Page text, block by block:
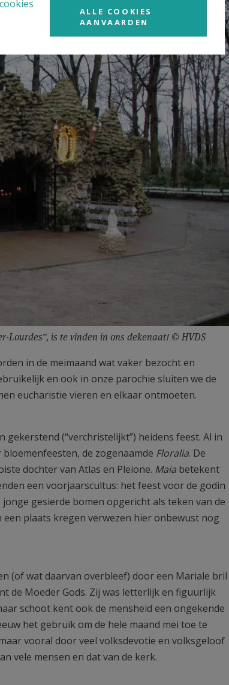
Lourdes”, is te vinden in ons dekenaat! © HVDS
in de meimaand wat vaker bezocht en
en ook in onze parochie sluiten we de
eucharistie vieren en elkaar ontmoeten.
(“verchristelijkt”) heidens feest. Al in
de zogenaamde Floralia. De
dochter van Atlas en Pleione. Maia betekent
een voorjaarscultus: het feest voor de godin
gesierde bomen opgericht als teken van de
plaats kregen verwezen hier onbewust nog
(of wat daarvan overbleef) door een Mariale bril
de Moeder Gods. Zij was letterlijk en figuurlijk
schoot kent ook de mensheid een ongekende
het gebruik om de hele maand mei toe te
vooral door veel volksdevotie en volksgeloof
vele mensen en dat van de kerk.
ALLE COOKIES
AANVAARDEN